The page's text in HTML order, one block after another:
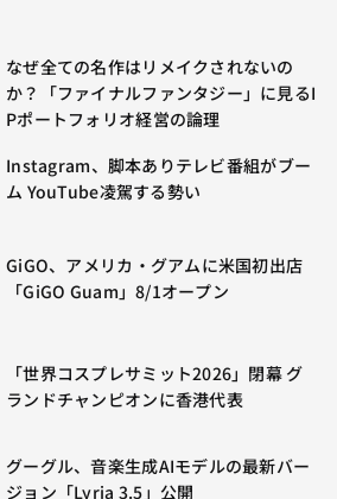
なぜ全ての名作はリメイクされないの
か？「ファイナルファンタジー」に見るI
Pポートフォリオ経営の論理
Instagram、脚本ありテレビ番組がブー
ム YouTube凌駕する勢い
GiGO、アメリカ・グアムに米国初出店
「GiGO Guam」8/1オープン
「世界コスプレサミット2026」閉幕 グ
ランドチャンピオンに香港代表
グーグル、音楽生成AIモデルの最新バー
ジョン「Lyria 3.5」公開